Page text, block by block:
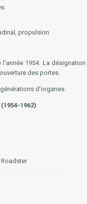
propulsion
1954. La
des portes.
d'organes.
1962)